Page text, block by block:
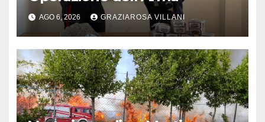
AGO 6, 2026 GRAZIAROSA VILLANI